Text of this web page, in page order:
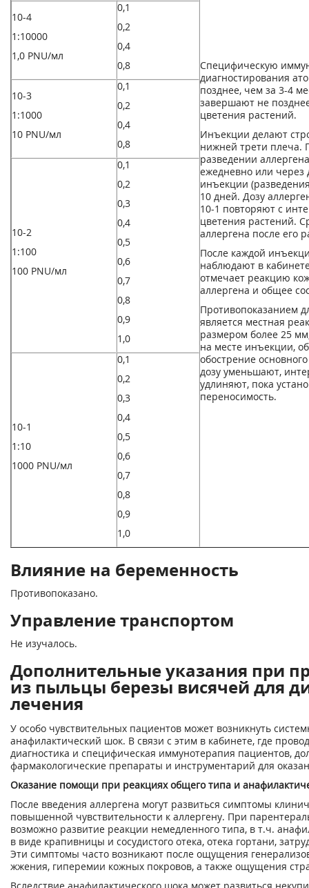
Специфическую
диагностирования
позднее, чем за 3-4
завершают не
цветения растений.
Инъекции делают
нижней трети плеча.
разведении
ежедневно или
инъекции
10 дней. Дозу
10-1 повторяют с
цветения растений.
аллергена после его
После каждой
наблюдают в
отмечает реакцию
аллергена и общее
Противопоказанием
является местная
размером более 25
на месте инъекции,
обострение
дозу уменьшают,
удлиняют, пока
переносимость.
10-4
1:10000
1,0 PNU/мл
0,1
0,2
0,4
0,8
10-3
1:1000
10 PNU/мл
0,1
0,2
0,4
0,8
10-2
1:100
100 PNU/мл
0,1
0,2
0,3
0,4
0,5
0,6
0,7
0,8
0,9
1,0
10-1
1:10
1000 PNU/мл
0,1
0,2
0,3
0,4
0,5
0,6
0,7
0,8
0,9
1,0
Влияние на беременность
Противопоказано.
Управление транспортом
Не изучалось.
Дополнительные указания при
из пыльцы березы висячей для
лечения
У особо чувствительных пациентов может возникнуть
анафилактический шок. В связи с этим в кабинете, где
диагностика и специфическая иммунотерапия пациентов,
фармакологические препараты и инструментарий для
Оказание помощи при реакциях общего типа и
После введения аллергена могут развиться симптомы
повышенной чувствительности к аллергену. При
возможно развитие реакции немедленного типа, в т.ч.
в виде крапивницы и сосудистого отека, отека гортани,
Эти симптомы часто возникают после ощущения
жжения, гиперемии кожных покровов, а также ощущения